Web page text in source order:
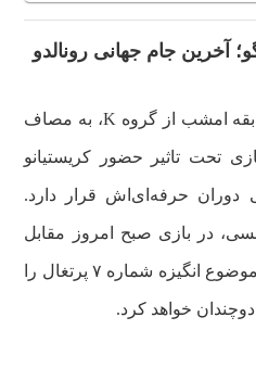
آخرین جام جهانی رونالدو
در اولین مسابقه امشب از گروه K، به مصاف
تحت تاثیر حضور کریستیانو
دوران حرفه‌ای‌اش قرار دارد.
در بازی صبح امروز مقابل
الجزایر هت‌تریک کرد و همین موضوع انگیزه شماره ۷ پرتغال را
خواهد کرد.